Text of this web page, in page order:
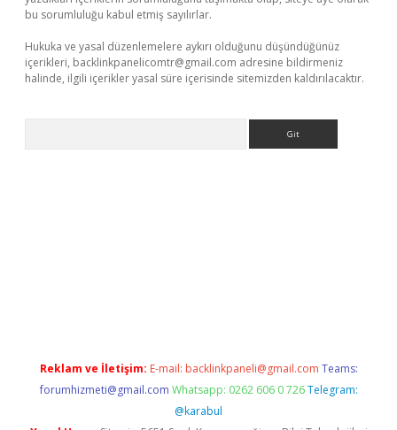
bu sorumluluğu kabul etmiş sayılırlar.
Hukuka ve yasal düzenlemelere aykırı olduğunu düşündüğünüz
içerikleri, backlinkpanelicomtr@gmail.com adresine bildirmeniz
halinde, ilgili içerikler yasal süre içerisinde sitemizden kaldırılacaktır.
Reklam ve İletişim: E-mail: backlinkpaneli@gmail.com Teams:
forumhizmeti@gmail.com Whatsapp: 0262 606 0 726 Telegram:
@karabul